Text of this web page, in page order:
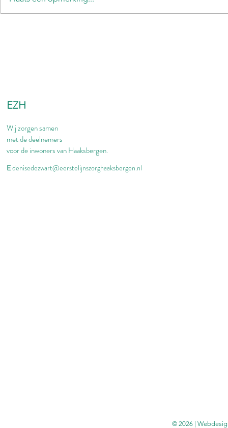
EZH
Wij zorgen samen
met de deelnemers
voor de inwoners van Haaksbergen.
Edenisedezwart@eerstelijnszorghaaksbergen.nl
© 2026 |